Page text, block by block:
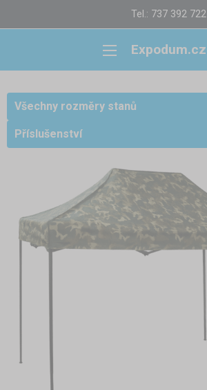
Tel.: 737 392 722
Expodum.cz
Všechny rozměry stanů
Příslušenství